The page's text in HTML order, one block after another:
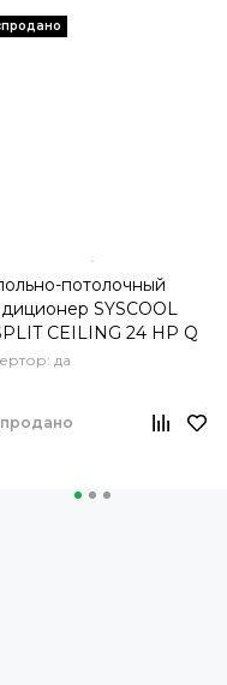
потолочный
SYSCOOL
CEILING 24 HP Q
да